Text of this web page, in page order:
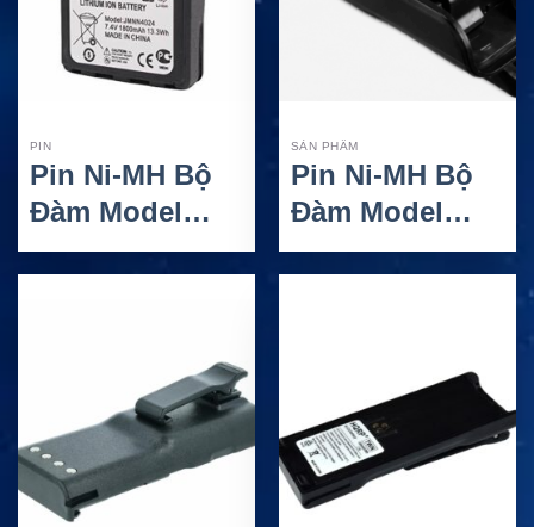
PIN
Pin Ni-MH Bộ
Đàm Model
JMNN4024
SẢN PHẨM
Pin Ni-MH Bộ
Đàm Model
NTN7144
MTX9000